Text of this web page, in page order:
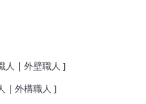
人 | 外壁職人 ]
| 外構職人 ]